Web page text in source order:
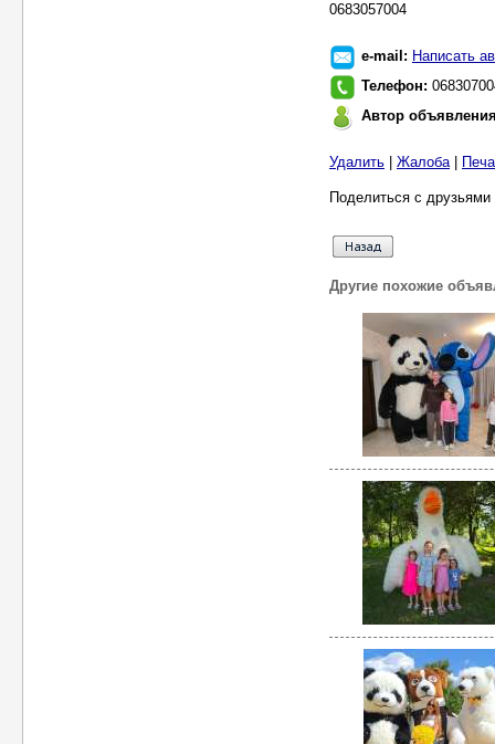
0683057004
e-mail: Написать
Телефон:
Автор
Удалить Жалоба|
Поделиться с
Другие похожие